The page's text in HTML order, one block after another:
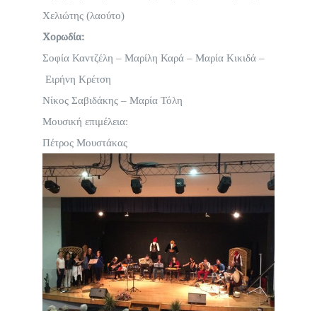
Χελιώτης (λαούτο)
Χορωδία:
Σοφία Καντζέλη – Μαρίλη Καρά – Μαρία Κικιδά –
Ειρήνη Κρέτση
Νίκος Σαβιδάκης – Μαρία Τόλη
Μουσική επιμέλεια:
Πέτρος Μουστάκας